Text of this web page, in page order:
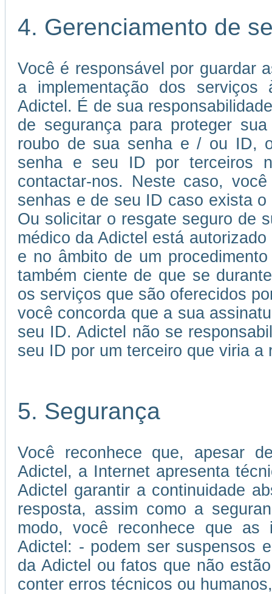
4. Gerenciamento de
Você é responsável por guardar
a implementação dos
Adictel. É de sua
de segurança para proteger
roubo de sua senha e / ou ID,
senha e seu ID por terceiros
contactar-nos. Neste caso,
senhas e de seu ID caso exista
Ou solicitar o resgate seguro de
médico da Adictel está
e no âmbito de um
também ciente de que se
os serviços que são oferecidos
você concorda que a sua
seu ID. Adictel não se
seu ID por um terceiro que viria a
5. Segurança
Você reconhece que, apesar
Adictel, a Internet apresenta
Adictel garantir a continuidade
resposta, assim como a
modo, você reconhece que as
Adictel: - podem ser suspensos
da Adictel ou fatos que não
conter erros técnicos ou